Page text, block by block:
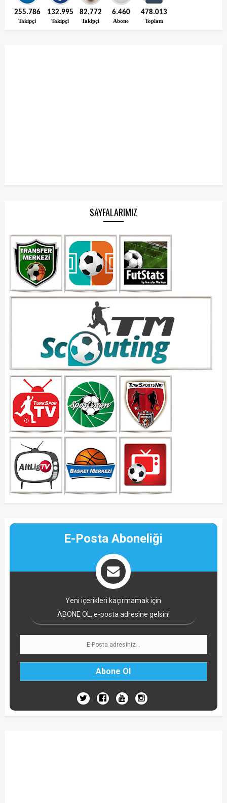
255.786
Takipçi
132.995
Takipçi
82.772
Takipçi
6.460
Abone
478.013
Toplam
SAYFALARIMIZ
E-Posta Aboneliği
Yeni içerikleri kaçırmamak için
ABONE OL, e-posta adresine gelsin!